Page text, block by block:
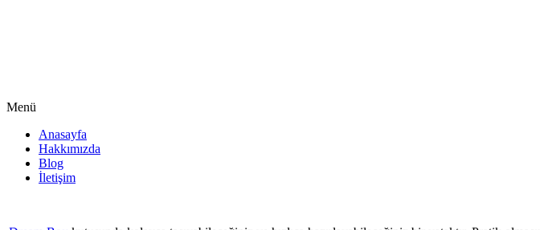
Menü
Anasayfa
Hakkımızda
Blog
İletişim